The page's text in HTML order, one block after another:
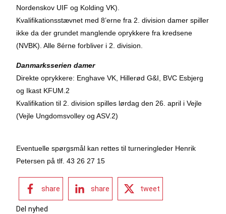
Nordenskov UIF og Kolding VK).
Kvalifikationsstævnet med 8’erne fra 2. division damer spiller
ikke da der grundet manglende oprykkere fra kredsene
(NVBK). Alle 8érne forbliver i 2. division.
Danmarksserien damer
Direkte oprykkere: Enghave VK, Hillerød G&I, BVC Esbjerg
og Ikast KFUM.2
Kvalifikation til 2. division spilles lørdag den 26. april i Vejle
(Vejle Ungdomsvolley og ASV.2)
Eventuelle spørgsmål kan rettes til turneringleder Henrik
Petersen på tlf. 43 26 27 15
share share tweet
Del nyhed